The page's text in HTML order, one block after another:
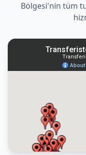
Bölgesi'nin tüm